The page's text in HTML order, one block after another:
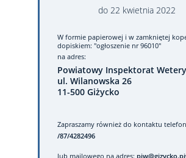
do 22 kwietnia 2022
W formie papierowej i w zamkniętej
dopiskiem: "ogłoszenie nr 96010"
na adres:
Powiatowy Inspektorat
ul. Wilanowska 26
11-500 Giżycko
Zapraszamy również do kontaktu
/87/4282496
lub mailowego na adres: